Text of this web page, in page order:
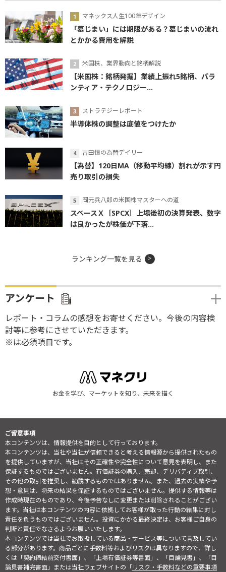
マネックス人生100年デザイン
「墓じまい」には期限がある？墓じまいの流れ
とかかる費用を解説
米国株、業界動向と銘柄解説
【米国株：銘柄発掘】業績上振れ5銘柄、パラ
ンティア・テクノロジー...
ストラテジーレポート
半導体株の調整は底値をつけたか
吉田恒の為替デイリー
【為替】120日MA（移動平均線）割れが示す円
売り取引の損失
岡元兵八郎の米国株マスターへの道
スペースＸ［SPCX］上場後初の決算発表、数字
は良かったが株価が下落...
ランキング一覧を見る
アンケート
レポート・コラムの感想をお寄せください。今後の内容検
討等に参考にさせていただきます。
※は必須項目です。
お金を学び、マーケットを知り、未来を描く
ご留意事項
本コンテンツは、情報提供を目的として行っております。
本コンテンツは、当社や当社が信頼できると考える情報源から提供されたもの
を提供していますが、当社はその正確性や完全性について意見を表明し、また
保証するものではございません。有価証券の購入、売却、デリバティブ取引、
その他の取引を推奨し、勧誘するものではありません。また、過去の実績や予
想・意見は、将来の結果を保証するものではございません。提供する情報等は
作成時現在のものであり、今後予告なしに変更または削除されることがござい
ます。当社は本コンテンツの内容に依拠してお客様が取った行動の結果に対し
責任を負うものではございません。投資にかかる最終決定は、お客様ご自身の
判断と責任でなさるようお願いいたします。
本コンテンツでは当社でお取扱している商品・サービス等について言及してい
る部分があります。商品ごとに手数料等およびリスクは異なりますので、詳し
くは「契約締結前交付書面」、「上場有価証券等書面」、「目論見書」、「目
論見書補完書面」または当社ウェブサイトの「リスク・手数料などの重要事項